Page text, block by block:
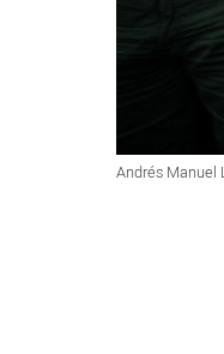
Andrés Manuel